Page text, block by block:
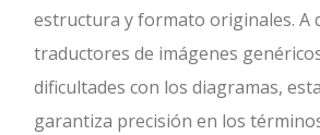
estructura y formato originales. A
traductores de imágenes
dificultades con los diagramas,
garantiza precisión en los